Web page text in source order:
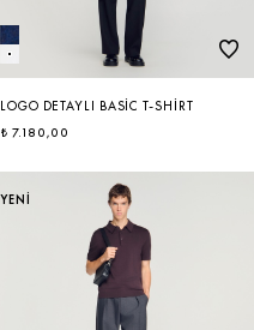
LOGO DETAYLI BASIC T-SHIRT
₺ 7.180,00
YENİ